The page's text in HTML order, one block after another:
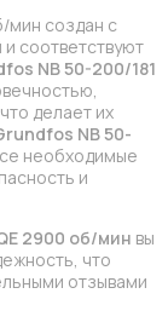
мин создан с
соответствуют
NB 50-200/181
делает их
NB 50-
необходимые
и
2900 об/мин вы
что
отзывами